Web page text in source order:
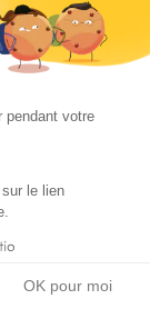
pendant votre
le lien
OK pour moi
garanties
et sans